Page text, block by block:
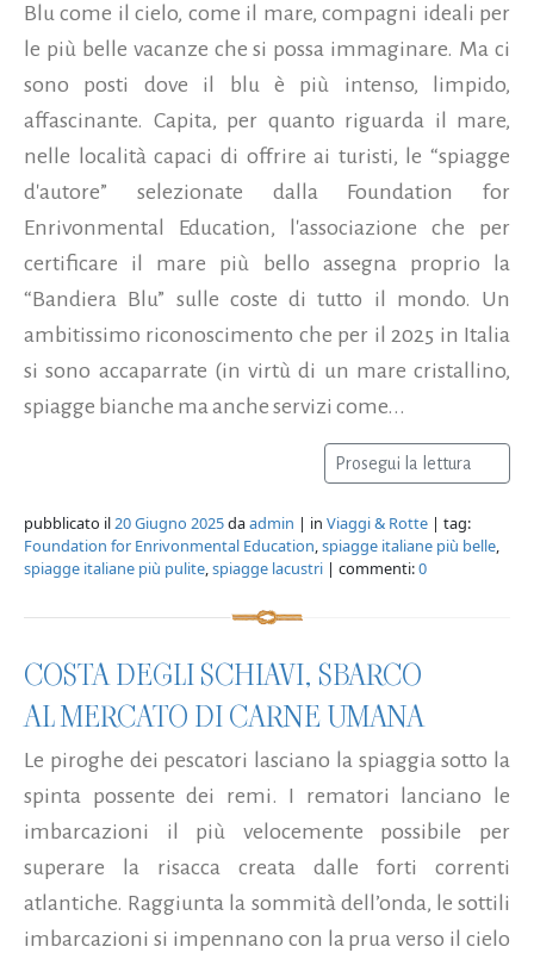
Blu come il cielo, come il mare, compagni ideali per
le più belle vacanze che si possa immaginare. Ma ci
sono posti dove il blu è più intenso, limpido,
affascinante. Capita, per quanto riguarda il mare,
nelle località capaci di offrire ai turisti, le “spiagge
d'autore” selezionate dalla Foundation for
Enrivonmental Education, l'associazione che per
certificare il mare più bello assegna proprio la
“Bandiera Blu” sulle coste di tutto il mondo. Un
ambitissimo riconoscimento che per il 2025 in Italia
si sono accaparrate (in virtù di un mare cristallino,
spiagge bianche ma anche servizi come...
Prosegui la lettura
pubblicato il20 Giugno 2025daadmin | in Viaggi & Rotte | tag:
Foundation for Enrivonmental Education,spiagge italiane più belle,
spiagge italiane più pulite,spiagge lacustri | commenti:0
COSTA DEGLI SCHIAVI, SBARCO
AL MERCATO DI CARNE UMANA
Le piroghe dei pescatori lasciano la spiaggia sotto la
spinta possente dei remi. I rematori lanciano le
imbarcazioni il più velocemente possibile per
superare la risacca creata dalle forti correnti
atlantiche. Raggiunta la sommità dell’onda, le sottili
imbarcazioni si impennano con la prua verso il cielo